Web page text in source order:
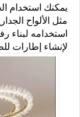
يمكنك استخدام
مثل الألواح
استخدامه لبناء
لإنشاء إطارات